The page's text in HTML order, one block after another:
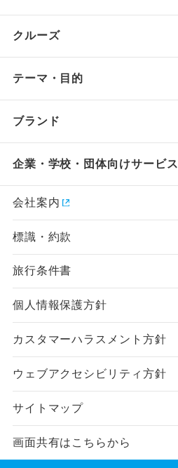
クルーズ
テーマ・目的
ブランド
企業・学校・団体向けサービス
会社案内
標識・約款
旅行条件書
個人情報保護方針
カスタマーハラスメント方針
ウェブアクセシビリティ方針
サイトマップ
画面共有はこちらから